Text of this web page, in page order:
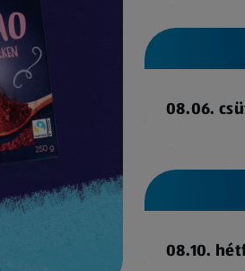
08.06.
08.10.